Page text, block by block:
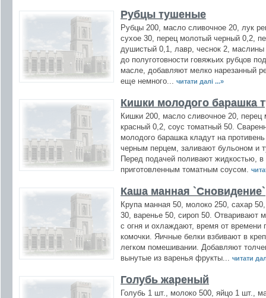
Рубцы тушеные
Рубцы 200, масло сливочное 20, лук
сухое 30, перец молотый черный 0,2,
душистый 0,1, лавр, чеснок 2,
до полуготовности говяжьих рубцов
масле, добавляют мелко нарезанный
еще немного...
читати далі ...»
Кишки молодого барашка
Кишки 200, масло сливочное 20,
красный 0,2, соус томатный 50.
молодого барашка кладут на
черным перцем, заливают бульоном и
Перед подачей поливают жидкостью,
приготовленным томатным соусом.
Каша манная `Сновидение`
Крупа манная 50, молоко 250, сахар
30, варенье 50, сироп 50. Отваривают
с огня и охлаждают, время от
комочки. Яичные белки взбивают в
легком помешивании. Добавляют
вынутые из варенья фрукты...
читати
Голубь жареный
Голубь 1 шт., молоко 500, яйцо 1 шт.,